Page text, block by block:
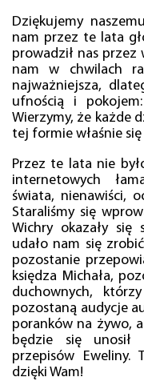
Dziękujemy
nam przez te lata
prowadził nas przez
nam w chwilach
najważniejsza,
ufnością i
Wierzymy, że każde
tej formie właśnie się
Przez te lata nie
internetowych
świata, nienawiści,
Staraliśmy się
Wichry okazały
udało nam się
pozostanie
księdza Michała,
duchownych,
pozostaną audycje
poranków na żywo,
będzie się unosił
przepisów
dzięki Wam!